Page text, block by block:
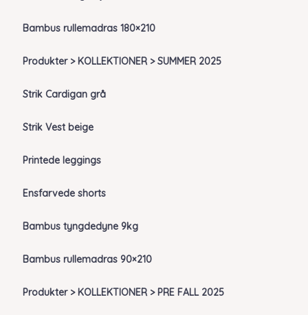
Bambus rullemadras 180×210
Produkter > KOLLEKTIONER > SUMMER 2025
Strik Cardigan grå
Strik Vest beige
Printede leggings
Ensfarvede shorts
Bambus tyngdedyne 9kg
Bambus rullemadras 90×210
Produkter > KOLLEKTIONER > PRE FALL 2025